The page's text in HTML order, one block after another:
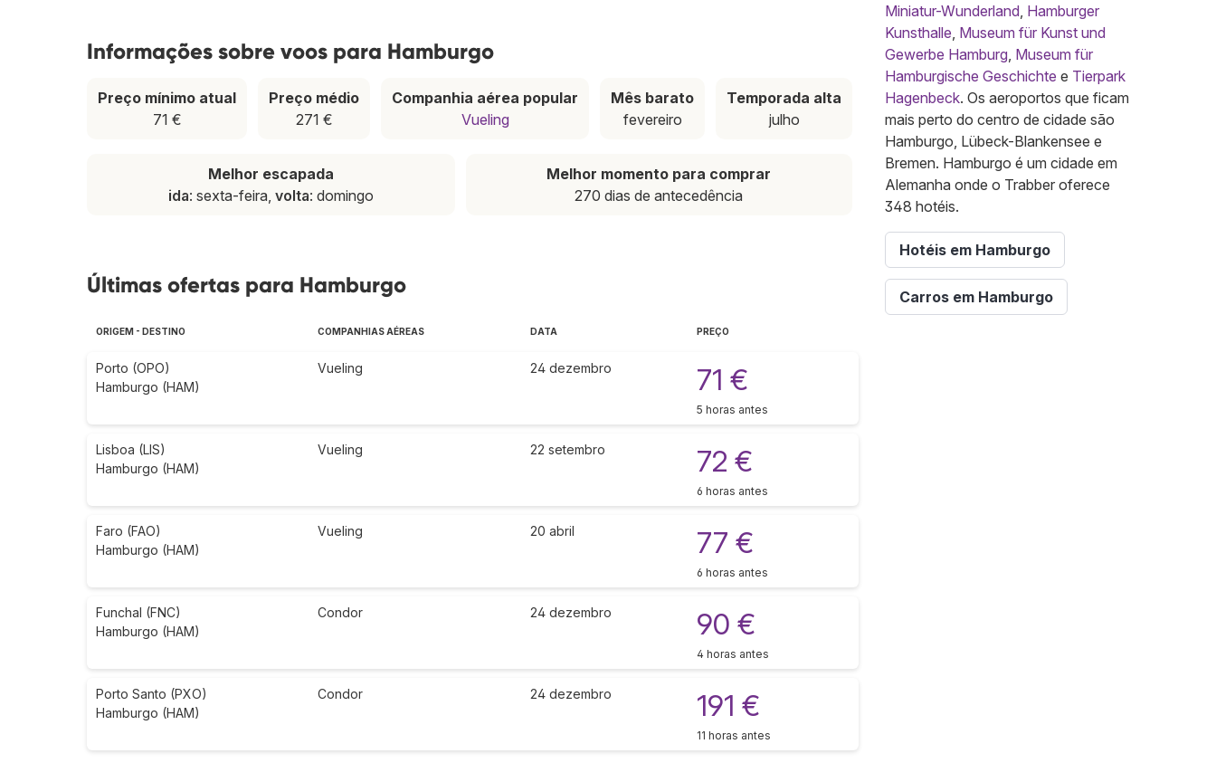
Informações sobre voos para Hamburgo
Preço mínimo atual
71 €
Preço médio
271 €
Companhia aérea popular
Vueling
Mês barato
fevereiro
Temporada alta
julho
Melhor escapada
ida: sexta-feira, volta: domingo
Melhor momento para comprar
270 dias de antecedência
Últimas ofertas para Hamburgo
ORIGEM - DESTINO COMPANHIAS AÉREAS DATA PREÇO
Porto (OPO)
Hamburgo (HAM)
Vueling 24 dezembro 71 €
5 horas antes
Lisboa (LIS)
Hamburgo (HAM)
Vueling 22 setembro 72 €
6 horas antes
Faro (FAO)
Hamburgo (HAM)
Vueling 20 abril 77 €
6 horas antes
Funchal (FNC)
Hamburgo (HAM)
Condor 24 dezembro 90 €
4 horas antes
Porto Santo (PXO)
Hamburgo (HAM)
Condor 24 dezembro 191 €
11 horas antes
Miniatur-Wunderland, Hamburger
Kunsthalle, Museum für Kunst und
Gewerbe Hamburg, Museum für
Hamburgische Geschichte e Tierpark
Hagenbeck. Os aeroportos que ficam
mais perto do centro de cidade são
Hamburgo, Lübeck-Blankensee e
Bremen. Hamburgo é um cidade em
Alemanha onde o Trabber oferece
348 hotéis.
Hotéis em Hamburgo
Carros em Hamburgo